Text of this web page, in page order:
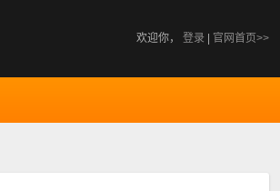
欢迎你， 登录 官网首页>>